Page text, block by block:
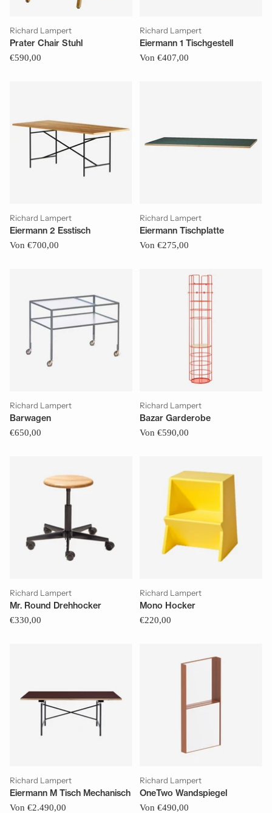
Richard Lampert
Prater Chair Stuhl
€590,00
Richard Lampert
Eiermann 1 Tischgestell
Von €407,00
Richard Lampert
Eiermann 2 Esstisch
Von €700,00
Richard Lampert
Eiermann Tischplatte
Von €275,00
Richard Lampert
Barwagen
€650,00
Richard Lampert
Bazar Garderobe
Von €590,00
Richard Lampert
Mr. Round Drehhocker
€330,00
Richard Lampert
Mono Hocker
€220,00
Richard Lampert
Eiermann M Tisch Mechanisch
Von €2.490,00
Richard Lampert
OneTwo Wandspiegel
Von €490,00